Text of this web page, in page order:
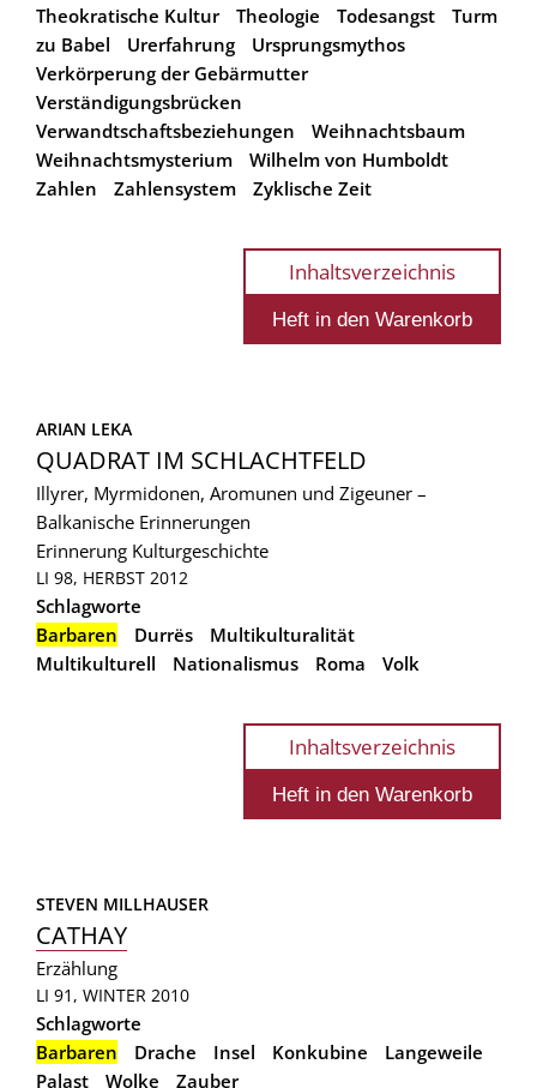
Theokratische Kultur
Theologie Todesangst
Turm
zu Babel
Urerfahrung
Ursprungsmythos
Verkörperung der Gebärmutter
Verständigungsbrücken
Verwandtschaftsbeziehungen
Weihnachtsbaum
Weihnachtsmysterium
Wilhelm von Humboldt
Zahlen
Zahlensystem Zyklische Zeit
Inhaltsverzeichnis
ARIAN LEKA
QUADRAT IM SCHLACHTFELD
Illyrer, Myrmidonen, Aromunen und Zigeuner –
Balkanische Erinnerungen
Erinnerung Kulturgeschichte
LI 98, HERBST 2012
Schlagworte
Barbaren
Durrës
Multikulturalität
Multikulturell
Nationalismus Roma Volk
Inhaltsverzeichnis
STEVEN MILLHAUSER
CATHAY
Erzählung
LI 91, WINTER 2010
Schlagworte
Barbaren
Drache Insel Konkubine
Langeweile
Palast
Wolke Zauber